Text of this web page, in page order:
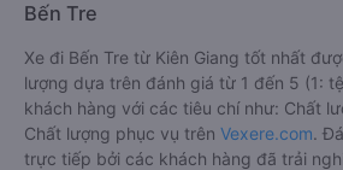
Bến Tre
Xe đi Bến Tre từ Kiên Giang tốt nhất
lượng dựa trên đánh giá từ 1 đến 5 (1:
khách hàng với các tiêu chí như: Chất
Chất lượng phục vụ trên Vexere.com.
trực tiếp bởi các khách hàng đã trải